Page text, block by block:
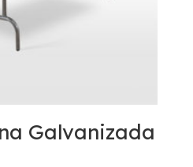
Galvanizada